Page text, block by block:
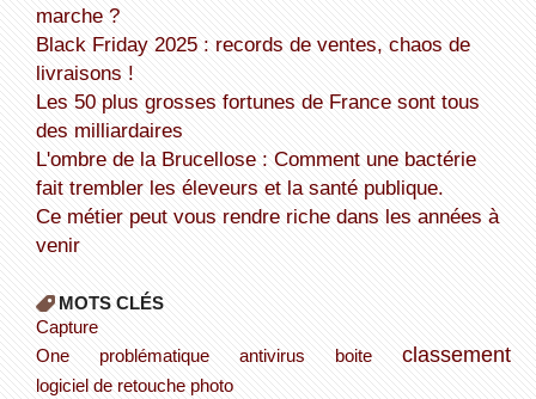
marche ?
Black Friday 2025 : records de ventes, chaos de
livraisons !
Les 50 plus grosses fortunes de France sont tous
des milliardaires
L'ombre de la Brucellose : Comment une bactérie
fait trembler les éleveurs et la santé publique.
Ce métier peut vous rendre riche dans les années à
venir
MOTS CLÉS
Capture
One
problématique antivirus boite classement
logiciel de retouche photo